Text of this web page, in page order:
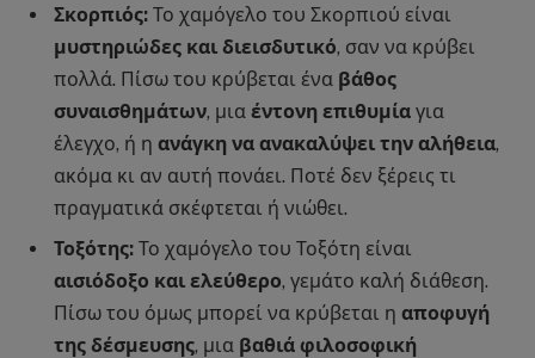
Σκορπιός: Το χαμόγελο του Σκορπιού είναι
μυστηριώδες και διεισδυτικό, σαν να κρύβει
πολλά. Πίσω του κρύβεται ένα βάθος
συναισθημάτων, μια έντονη επιθυμία για
έλεγχο, ή η ανάγκη να ανακαλύψει την αλήθεια,
ακόμα κι αν αυτή πονάει. Ποτέ δεν ξέρεις τι
πραγματικά σκέφτεται ή νιώθει.
Τοξότης: Το χαμόγελο του Τοξότη είναι
αισιόδοξο και ελεύθερο, γεμάτο καλή διάθεση.
Πίσω του όμως μπορεί να κρύβεται η αποφυγή
της δέσμευσης, μια βαθιά φιλοσοφική